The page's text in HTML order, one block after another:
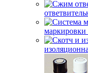
маркировки